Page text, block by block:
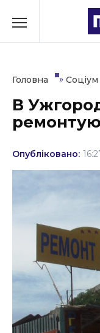
до
Культура
Освіта
Політика
Соціум
Спорт
Стиль життя
Втрачений
Головна » Соціум
В
Опубліковано: